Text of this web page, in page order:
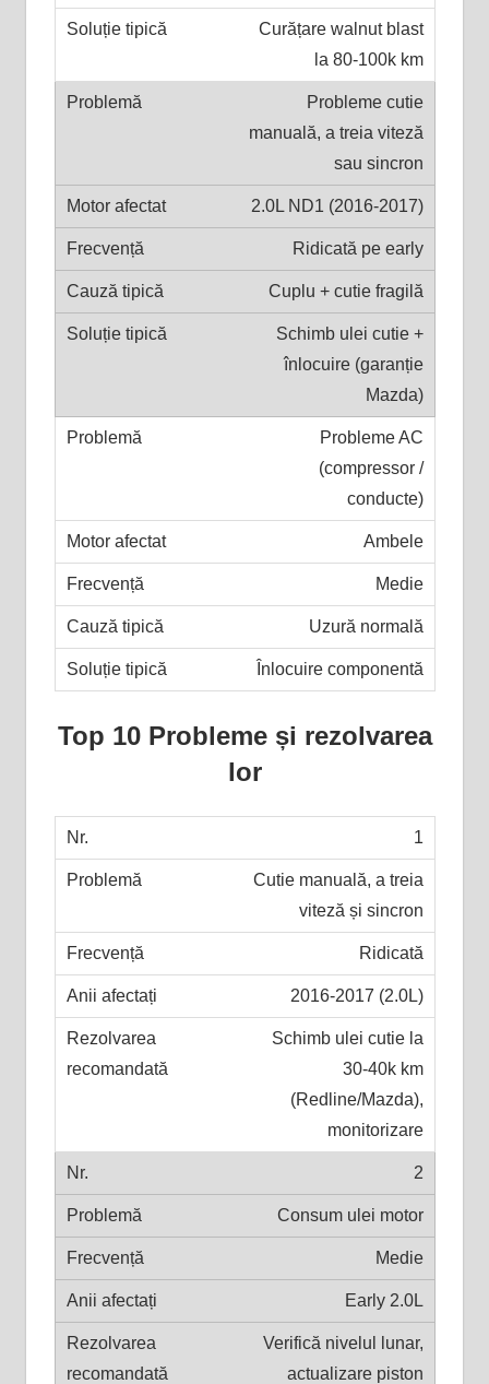
Curățare walnut blast
la 80-100k km
Probleme cutie
manuală, a treia viteză
sau sincron
2.0L ND1 (2016-2017)
Ridicată pe early
Cuplu + cutie fragilă
Schimb ulei cutie +
înlocuire (garanție
Mazda)
Probleme AC
(compressor /
conducte)
Ambele
Medie
Uzură normală
Înlocuire componentă
Top 10 Probleme și rezolvarea
lor
1
Cutie manuală, a treia
viteză și sincron
Ridicată
2016-2017 (2.0L)
Schimb ulei cutie la
30-40k km
(Redline/Mazda),
monitorizare
2
Consum ulei motor
Medie
Early 2.0L
Verifică nivelul lunar,
actualizare piston